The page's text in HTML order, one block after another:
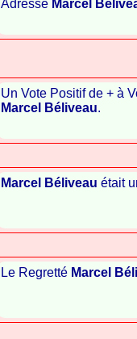
Adressé Marcel
Un Vote Positif de + à
Marcel Béliveau.
Marcel Béliveau était
Le Regretté Marcel